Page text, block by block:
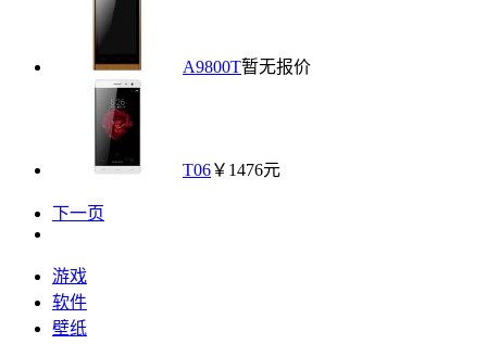
A9800T暂无报价
T06￥1476元
下一页
游戏
软件
壁纸